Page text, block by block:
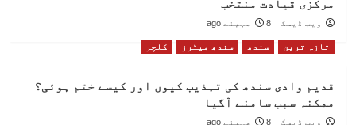
مرکزی قیادت منتخب
ویب ڈیسک 8 مہینے ago
تازہ ترین سندھ سندھ میٹرز کلچر
قدیم وادی سندھ کی تہذیب کیوں اور کیسے ختم ہوئی؟
ممکنہ سبب سامنے آگیا
ویب ڈیسک 8 مہینے ago